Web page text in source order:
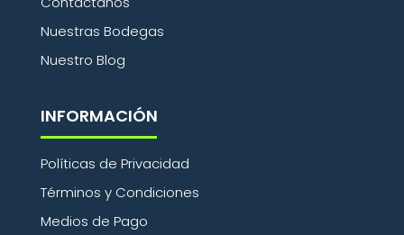
Nuestras Bodegas
Nuestro Blog
INFORMACIÓN
Políticas de Privacidad
Términos y Condiciones
Medios de Pago